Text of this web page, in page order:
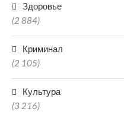
Здоровье
(2 884)
Криминал
(2 105)
Культура
(3 216)